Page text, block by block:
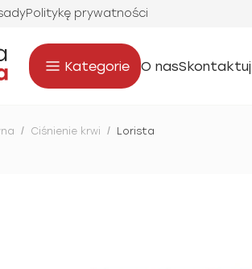
Politykę prywatności
Kategorie O nasSkontaktuj
/ Ciśnienie krwi / Lorista